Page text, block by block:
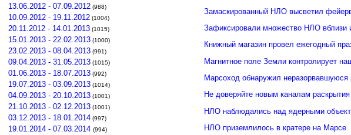
13.06.2012 - 07.09.2012 (988)
10.09.2012 - 19.11.2012 (1004)
20.11.2012 - 14.01.2013 (1015)
15.01.2013 - 22.02.2013 (1000)
23.02.2013 - 08.04.2013 (991)
09.04.2013 - 31.05.2013 (1015)
01.06.2013 - 18.07.2013 (992)
19.07.2013 - 03.09.2013 (1014)
04.09.2013 - 20.10.2013 (1001)
21.10.2013 - 02.12.2013 (1001)
03.12.2013 - 18.01.2014 (997)
19.01.2014 - 07.03.2014 (994)
Замаскированный НЛО высветил
Зафиксировали множество НЛО вблизи
Книжный магазин провел ежегодный
Магнитное поле Земли контролирует
Марсоход обнаружил неразорвавшуюся
Не доверяйте новым каналам
НЛО наблюдались над ядерными
НЛО приземлилось в кратере на Марсе